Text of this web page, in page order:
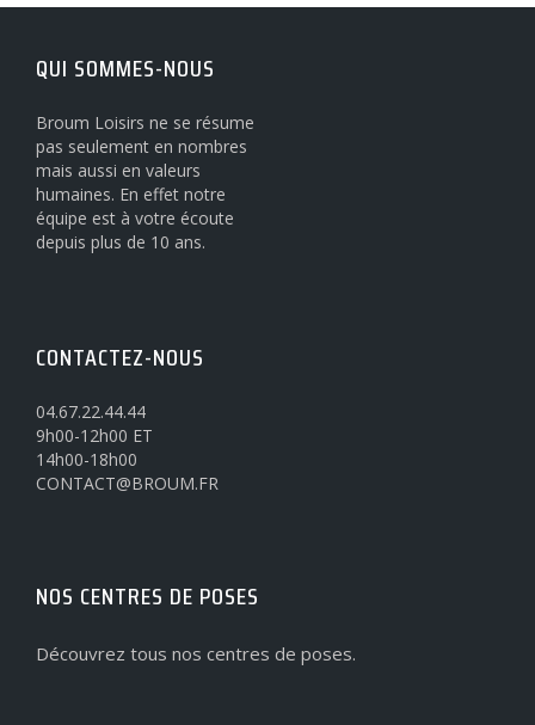
QUI SOMMES-NOUS
Broum Loisirs ne se résume
pas seulement en nombres
mais aussi en valeurs
humaines. En effet notre
équipe est à votre écoute
depuis plus de 10 ans.
CONTACTEZ-NOUS
04.67.22.44.44
9h00-12h00 ET
14h00-18h00
CONTACT@BROUM.FR
NOS CENTRES DE POSES
Découvrez tous nos centres de poses.